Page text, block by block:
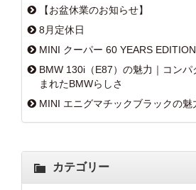
【お盆休業のお知らせ】
8月定休日
MINI クーパー 60 YEARS
BMW 130i（E87）の魅力｜コンパ
まれたBMWらしさ
MINI エニグマチックブラックの魅
カテゴリー